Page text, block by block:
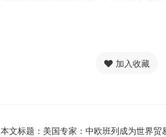
加入收藏
本文标题：美国专家：中欧班列成为世界贸